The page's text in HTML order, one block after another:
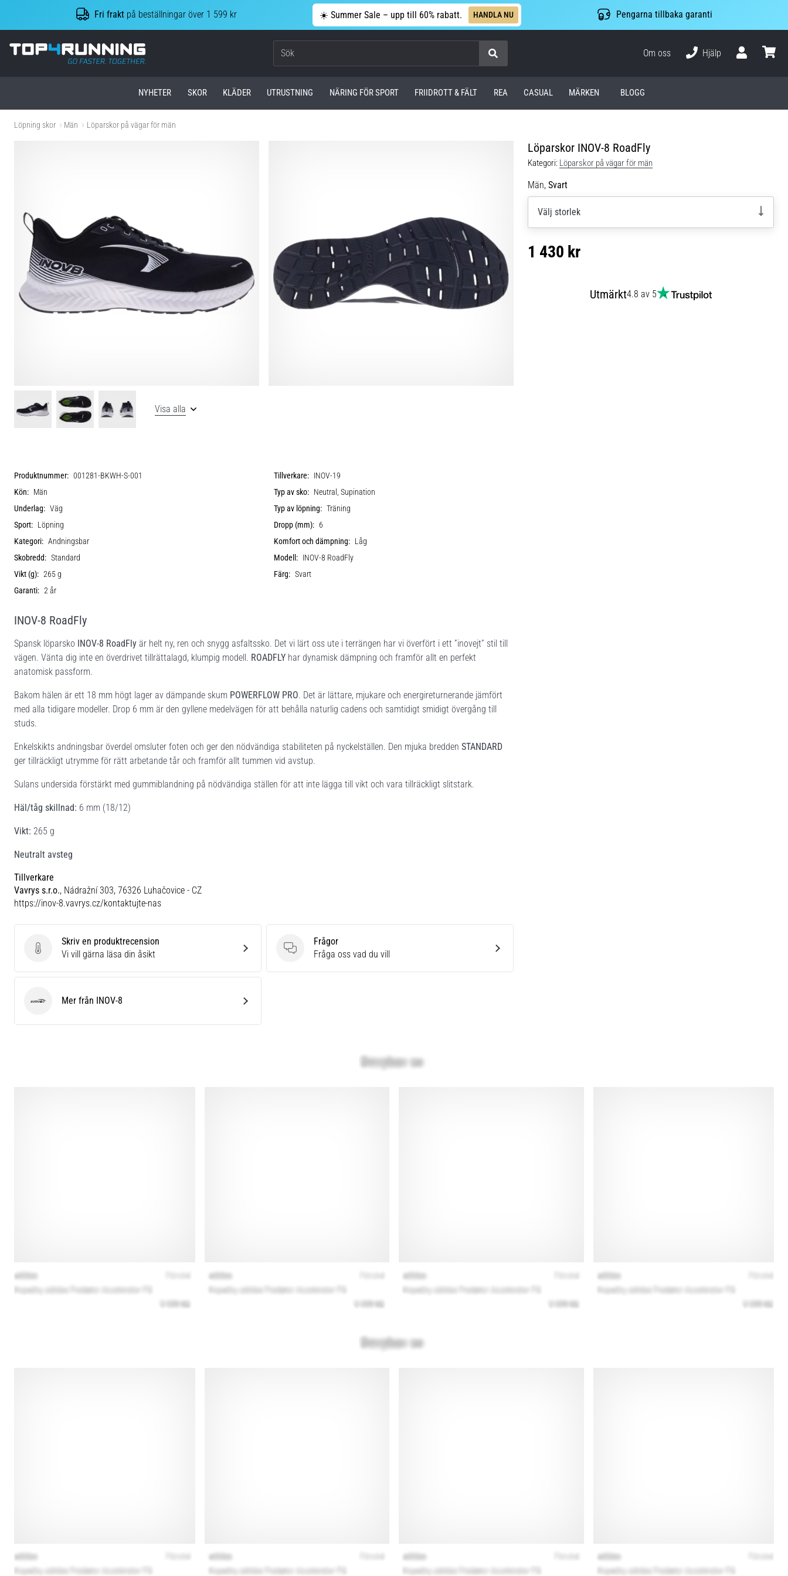
Fri frakt på beställningar över 1 599 kr ☀️ Summer Sale – upp till 60% rabatt. HANDLA NU Pengarna tillbaka garanti
Top4Running.se
Om oss
Hjälp
NYHETER SKOR KLÄDER UTRUSTNING NÄRING FÖR SPORT FRIIDROTT & FÄLT REA CASUAL MÄRKEN BLOGG
Löpning skor Män Löparskor på vägar för män
Löparskor INOV-8 RoadFly
Kategori: Löparskor på vägar för män
Män, Svart
Välj storlek
1 430 kr
Utmärkt4.8 av 5
Visa alla
Produktnummer: 001281-BKWH-S-001 Tillverkare: INOV-19
Kön: Män Typ av sko: Neutral, Supination
Underlag: Väg Typ av löpning: Träning
Sport: Löpning Dropp (mm): 6
Kategori: Andningsbar Komfort och dämpning: Låg
Skobredd: Standard Modell: INOV-8 RoadFly
Vikt (g): 265 g Färg: Svart
Garanti: 2 år
INOV-8 RoadFly
Spansk löparsko INOV-8 RoadFly är helt ny, ren och snygg asfaltssko. Det vi lärt oss ute i terrängen har vi överfört i ett ”inovejt” stil till
vägen. Vänta dig inte en överdrivet tillrättalagd, klumpig modell. ROADFLY har dynamisk dämpning och framför allt en perfekt
anatomisk passform.
Bakom hälen är ett 18 mm högt lager av dämpande skum POWERFLOW PRO. Det är lättare, mjukare och energireturnerande jämfört
med alla tidigare modeller. Drop 6 mm är den gyllene medelvägen för att behålla naturlig cadens och samtidigt smidigt övergång till
studs.
Enkelskikts andningsbar överdel omsluter foten och ger den nödvändiga stabiliteten på nyckelställen. Den mjuka bredden STANDARD
ger tillräckligt utrymme för rätt arbetande tår och framför allt tummen vid avstup.
Sulans undersida förstärkt med gummiblandning på nödvändiga ställen för att inte lägga till vikt och vara tillräckligt slitstark.
Häl/tåg skillnad: 6 mm (18/12)
Vikt: 265 g
Neutralt avsteg
Tillverkare
Vavrys s.r.o., Nádražní 303, 76326 Luhačovice - CZ
https://inov-8.vavrys.cz/kontaktujte-nas
Skriv en produktrecension
Skriv en produktrecension
Vi vill gärna läsa din åsikt
Frågor
Frågor
Fråga oss vad du vill
INOV-8Mer från INOV-8